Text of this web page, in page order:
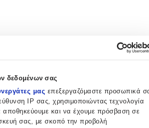
δεδομένων σας
μας επεξεργαζόμαστε προσωπικά
IP σας, χρησιμοποιώντας τεχνολογία
και να έχουμε πρόσβαση σε
σας, με σκοπό την προβολή